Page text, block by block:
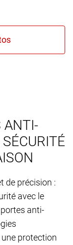
ANTI-
de précision :
avec le
anti-
protection